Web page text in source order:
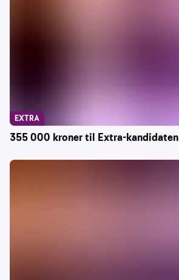
355 000 kroner til Extra-kandidaten
EXTRA